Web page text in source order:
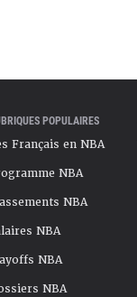
POPULAIRES
Français en NBA
NBA
NBA
NBA
NBA
NBA